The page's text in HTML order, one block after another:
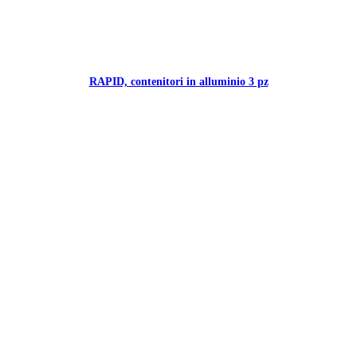
RAPID, contenitori in alluminio 3 pz